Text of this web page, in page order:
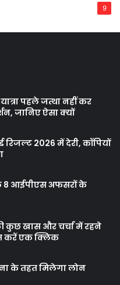
9
पहले जत्था नहीं कर
जानिए ऐसा क्यों
रिजल्ट 2026 में देरी, कॉपियों
8 आईपीएस अफसरों के
कुछ खास और चर्चा में रहने
करें एक क्लिक
के तहत मिलेगा लोन